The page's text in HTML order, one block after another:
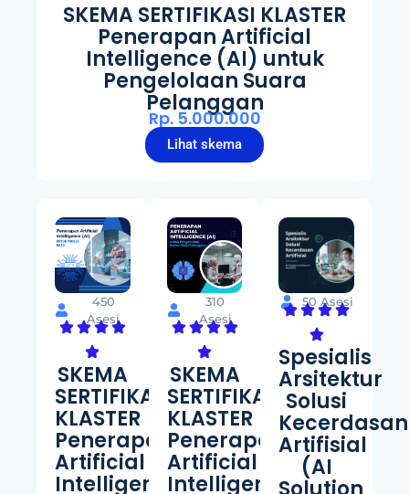
SKEMA SERTIFIKASI KLASTER
Penerapan Artificial
Intelligence (AI) untuk
Pengelolaan Suara
Pelanggan
Rp. 5.000.000
Lihat skema
450
Asesi
SKEMA
SERTIFIKASI
KLASTER
Penerapan
Artificial
Intelligence
310
Asesi
SKEMA
SERTIFIKASI
KLASTER
Penerapan
Artificial
Intelligence
50 Asesi
Spesialis
Arsitektur
Solusi
Kecerdasan
Artifisial
(AI